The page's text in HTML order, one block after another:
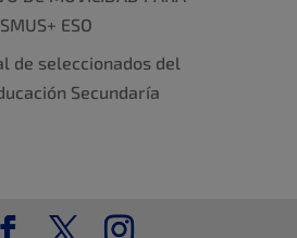
ESO
de seleccionados del
Secundaría